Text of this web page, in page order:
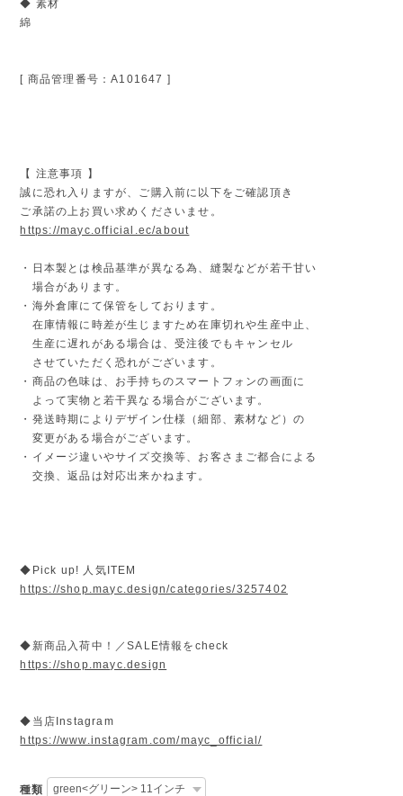
◆ 素材
綿
[ 商品管理番号：A101647 ]
【 注意事項 】
誠に恐れ入りますが、ご購入前に以下をご確認頂き
ご承諾の上お買い求めくださいませ。
https://mayc.official.ec/about
・日本製とは検品基準が異なる為、縫製などが若干甘い
場合があります。
・海外倉庫にて保管をしております。
在庫情報に時差が生じますため在庫切れや生産中止、
生産に遅れがある場合は、受注後でもキャンセル
させていただく恐れがございます。
・商品の色味は、お手持ちのスマートフォンの画面に
よって実物と若干異なる場合がございます。
・発送時期によりデザイン仕様（細部、素材など）の
変更がある場合がございます。
・イメージ違いやサイズ交換等、お客さまご都合による
交換、返品は対応出来かねます。
◆Pick up! 人気ITEM
https://shop.mayc.design/categories/3257402
◆新商品入荷中！／SALE情報をcheck
https://shop.mayc.design
◆当店Instagram
https://www.instagram.com/mayc_official/